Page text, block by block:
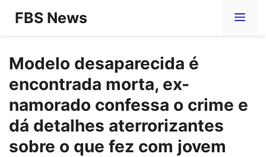
Pular
conteúdo
FBS News
Modelo desaparecida é
encontrada morta, ex-
namorado confessa o crime e
dá detalhes aterrorizantes
sobre o que fez com jovem